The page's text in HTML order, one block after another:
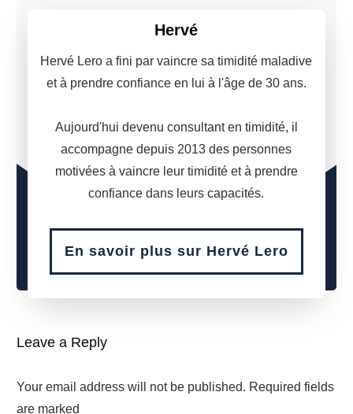
Hervé
Hervé Lero a fini par vaincre sa timidité maladive
et à prendre confiance en lui à l'âge de 30 ans.
Aujourd'hui devenu consultant en timidité, il
accompagne depuis 2013 des personnes
motivées à vaincre leur timidité et à prendre
confiance dans leurs capacités.
En savoir plus sur Hervé Lero
Leave a Reply
Your email address will not be published. Required fields
are marked